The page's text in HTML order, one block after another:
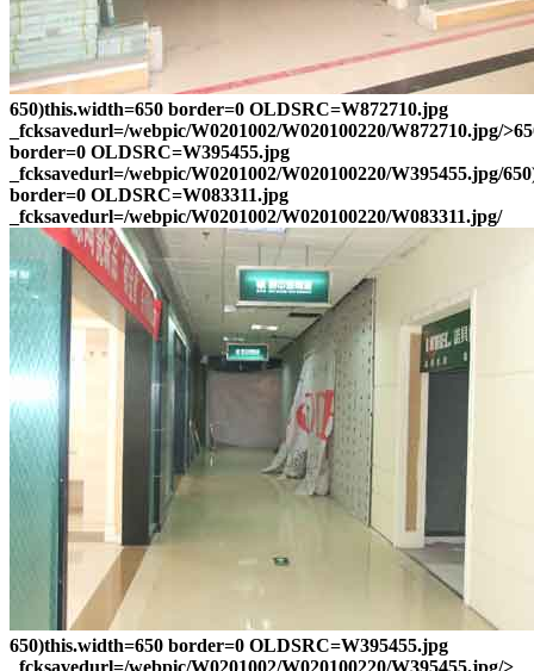
650)this.width=650 border=0 OLDSRC=W872710.jpg
_fcksavedurl=/webpic/W0201002/W020100220/W872710.jpg/
border=0 OLDSRC=W395455.jpg
_fcksavedurl=/webpic/W0201002/W020100220/W395455.jpg/
border=0 OLDSRC=W083311.jpg
_fcksavedurl=/webpic/W0201002/W020100220/W083311.jpg/
650)this.width=650 border=0 OLDSRC=W395455.jpg
_fcksavedurl=/webpic/W0201002/W020100220/W395455.jpg/>